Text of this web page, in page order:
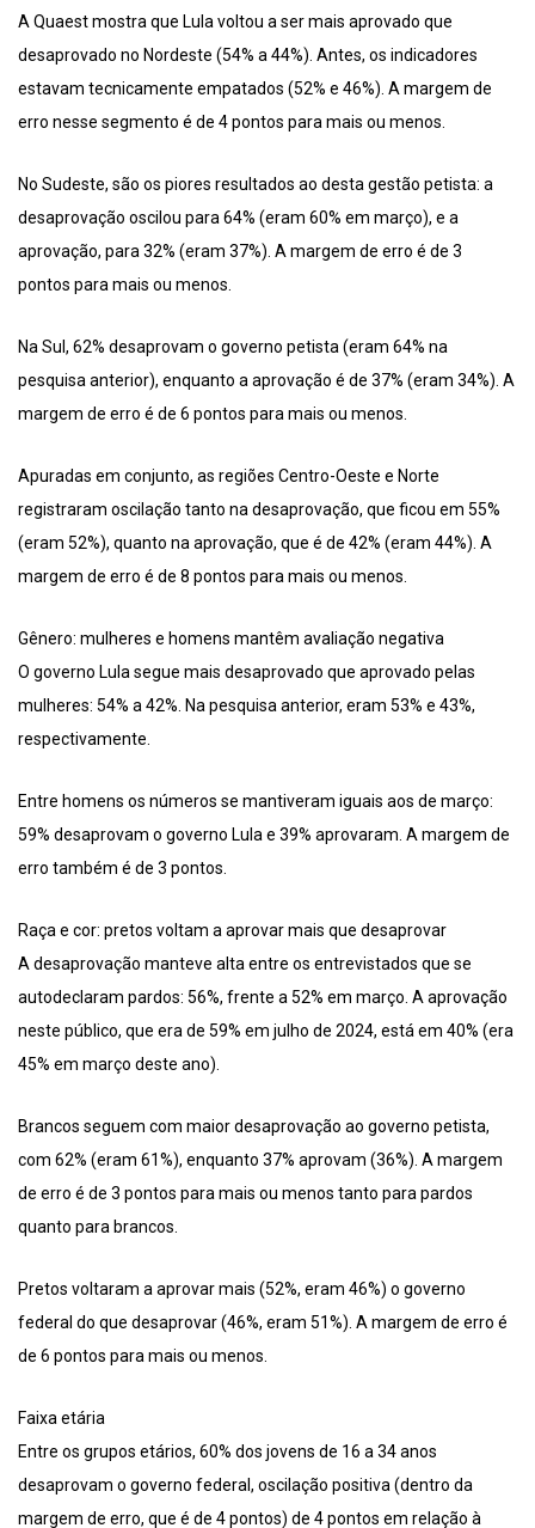
A Quaest mostra que Lula voltou a ser mais aprovado que
desaprovado no Nordeste (54% a 44%). Antes, os indicadores
estavam tecnicamente empatados (52% e 46%). A margem de
erro nesse segmento é de 4 pontos para mais ou menos.
No Sudeste, são os piores resultados ao desta gestão petista: a
desaprovação oscilou para 64% (eram 60% em março), e a
aprovação, para 32% (eram 37%). A margem de erro é de 3
pontos para mais ou menos.
Na Sul, 62% desaprovam o governo petista (eram 64% na
pesquisa anterior), enquanto a aprovação é de 37% (eram 34%). A
margem de erro é de 6 pontos para mais ou menos.
Apuradas em conjunto, as regiões Centro-Oeste e Norte
registraram oscilação tanto na desaprovação, que ficou em 55%
(eram 52%), quanto na aprovação, que é de 42% (eram 44%). A
margem de erro é de 8 pontos para mais ou menos.
Gênero: mulheres e homens mantêm avaliação negativa
O governo Lula segue mais desaprovado que aprovado pelas
mulheres: 54% a 42%. Na pesquisa anterior, eram 53% e 43%,
respectivamente.
Entre homens os números se mantiveram iguais aos de março:
59% desaprovam o governo Lula e 39% aprovaram. A margem de
erro também é de 3 pontos.
Raça e cor: pretos voltam a aprovar mais que desaprovar
A desaprovação manteve alta entre os entrevistados que se
autodeclaram pardos: 56%, frente a 52% em março. A aprovação
neste público, que era de 59% em julho de 2024, está em 40% (era
45% em março deste ano).
Brancos seguem com maior desaprovação ao governo petista,
com 62% (eram 61%), enquanto 37% aprovam (36%). A margem
de erro é de 3 pontos para mais ou menos tanto para pardos
quanto para brancos.
Pretos voltaram a aprovar mais (52%, eram 46%) o governo
federal do que desaprovar (46%, eram 51%). A margem de erro é
de 6 pontos para mais ou menos.
Faixa etária
Entre os grupos etários, 60% dos jovens de 16 a 34 anos
desaprovam o governo federal, oscilação positiva (dentro da
margem de erro, que é de 4 pontos) de 4 pontos em relação à